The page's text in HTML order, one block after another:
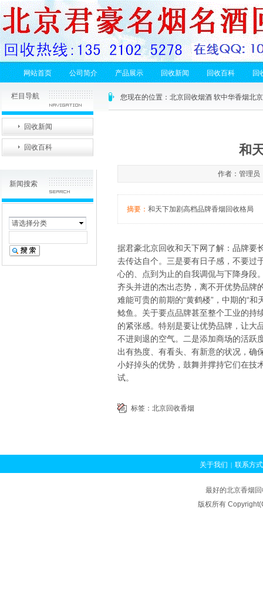
网站首页 公司简介 产品展示 回收新闻 回收百科 回
新闻搜索
请选择分类
栏目导航
回收新闻
回收百科
您现在的位置： 北京回收烟酒 软中华香烟北
和
作者：管理
摘要： 和天下加剧高档品牌香烟回收格局
据君豪北京回收和天下网了解：品牌要
去传达自个。三是要有日子感，不要过
心的、点到为止的自我调侃与下降身段
齐头并进的杰出态势，离不开优势品牌
难能可贵的前期的“黄鹤楼”，中期的“和
鲶鱼。关于要点品牌甚至整个工业的持
的紧张感。特别是要让优势品牌，让大
不进则退的空气。二是添加商场的活跃
出有热度、有看头、有新意的状况，确
小好掉头的优势，鼓舞并撑持它们在技
试。
标签： 北京回收香烟
关于我们 | 联系方式
最好的北京香烟
版权所有